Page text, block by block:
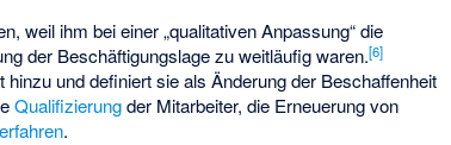
weil ihm bei einer „qualitativen Anpassung“ die
der Beschäftigungslage zu weitläufig waren.[6]
und definiert sie als Änderung der Beschaffenheit
Qualifizierungder Mitarbeiter, die Erneuerung von
.